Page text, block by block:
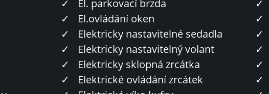
✓
El. parkovací brzda
✓
El.ovládání oken
✓
Elektricky nastavitelné sedadla
✓
Elektricky nastavitelný volant
✓
Elektricky sklopná zrcátka
✓
Elektrické ovládání zrcátek
✓
✓
✓
✓
✓
✓